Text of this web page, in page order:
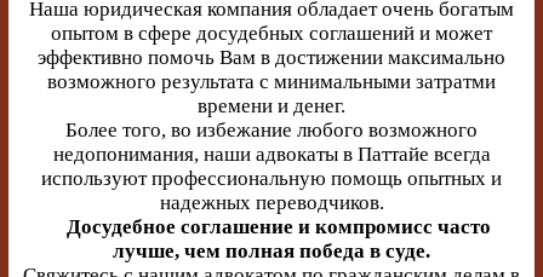
Наша юридическая компания обладает очень богатым
опытом в сфере досудебных соглашений и может
эффективно помочь Вам в достижении максимально
возможного результата с минимальными затратми
времени и денег.
Более того, во избежание любого возможного
недопонимания, наши адвокаты в Паттайе всегда
используют профессиональную помощь опытных и
надежных переводчиков.
Досудебное соглашение и компромисс часто
лучше, чем полная победа в суде.